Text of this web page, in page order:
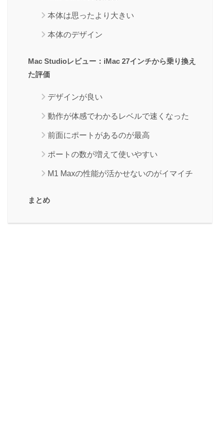
本体は思ったより大きい
本体のデザイン
Mac Studioレビュー：iMac 27インチから乗り換え
た評価
デザインが良い
動作が体感でわかるレベルで速くなった
前面にポートがあるのが最高
ポートの数が増えて使いやすい
M1 Maxの性能が活かせないのがイマイチ
まとめ